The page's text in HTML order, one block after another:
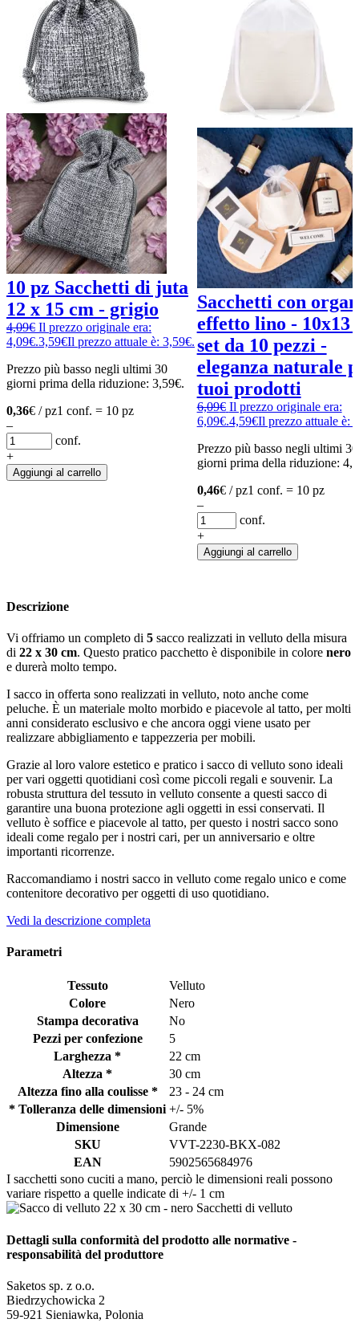
10 pz Sacchetti di juta
12 x 15 cm - grigio
4,09€ Il prezzo originale era:
4,09€.3,59€Il prezzo attuale è: 3,59€.
Prezzo più basso negli ultimi 30
giorni prima della riduzione: 3,59€.
0,36€ / pz1 conf. = 10 pz
–
conf.
+
Aggiungi al carrello
Sacchetti con
effetto lino - 10x13
set da 10 pezzi -
eleganza naturale
tuoi prodotti
6,09€ Il prezzo originale era:
6,09€.4,59€Il prezzo attuale è:
Prezzo più basso negli ultimi 30
giorni prima della riduzione:
0,46€ / pz1 conf. = 10 pz
–
conf.
+
Aggiungi al carrello
Descrizione
Vi offriamo un completo di 5 sacco realizzati in velluto della misura
di 22 x 30 cm. Questo pratico pacchetto è disponibile in colore nero
e durerà molto tempo.
I sacco in offerta sono realizzati in velluto, noto anche come
peluche. È un materiale molto morbido e piacevole al tatto, per molti
anni considerato esclusivo e che ancora oggi viene usato per
realizzare abbigliamento e tappezzeria per mobili.
Grazie al loro valore estetico e pratico i sacco di velluto sono ideali
per vari oggetti quotidiani così come piccoli regali e souvenir. La
robusta struttura del tessuto in velluto consente a questi sacco di
garantire una buona protezione agli oggetti in essi conservati. Il
velluto è soffice e piacevole al tatto, per questo i nostri sacco sono
ideali come regalo per i nostri cari, per un anniversario e oltre
importanti ricorrenze.
Raccomandiamo i nostri sacco in velluto come regalo unico e come
contenitore decorativo per oggetti di uso quotidiano.
Vedi la descrizione completa
Parametri
Tessuto
Velluto
Colore
Nero
Stampa decorativa
No
Pezzi per confezione
5
Larghezza *
22 cm
Altezza *
30 cm
Altezza fino alla coulisse *
23 - 24 cm
* Tolleranza delle dimensioni +/- 5%
Dimensione
Grande
SKU
VVT-2230-BKX-082
EAN
5902565684976
I sacchetti sono cuciti a mano, perciò le dimensioni reali possono
variare rispetto a quelle indicate di +/- 1 cm
Dettagli sulla conformità del prodotto alle normative -
responsabilità del produttore
Saketos sp. z o.o.
Biedrzychowicka 2
59-921 Sieniawka, Polonia